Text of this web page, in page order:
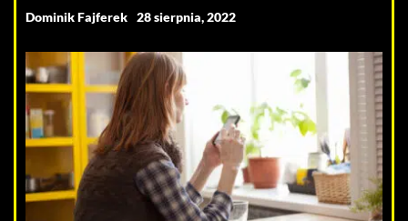
Dominik Fajferek 28 sierpnia, 2022